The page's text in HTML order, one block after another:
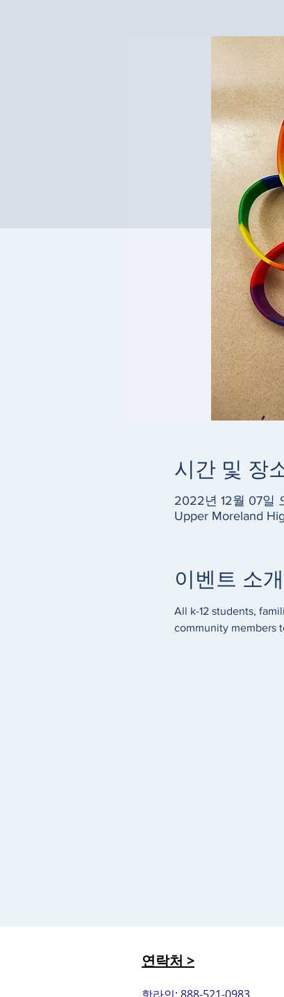
시간 및 장
2022년 12월 07일
Upper Moreland
이벤트 소개
All k-12 students,
community members
연락처 >